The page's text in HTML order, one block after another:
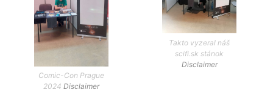
Comic-Con Prague
2024 Disclaimer
Takto vyzeral náš
scifi.sk stánok
Disclaimer